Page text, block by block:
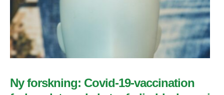
Ny forskning: Covid-19-vaccination